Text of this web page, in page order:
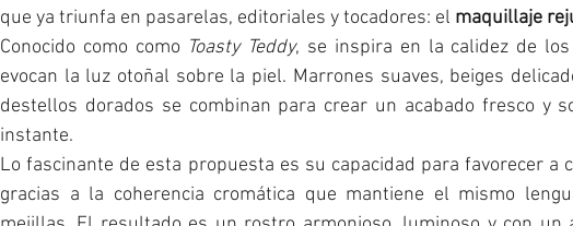
que ya triunfa en pasarelas, editoriales y tocadores: el maquillaje
Conocido como como Toasty Teddy, se inspira en la calidez de
evocan la luz otoñal sobre la piel. Marrones suaves, beiges
destellos dorados se combinan para crear un acabado fresco y
instante.
Lo fascinante de esta propuesta es su capacidad para favorecer a
gracias a la coherencia cromática que mantiene el mismo